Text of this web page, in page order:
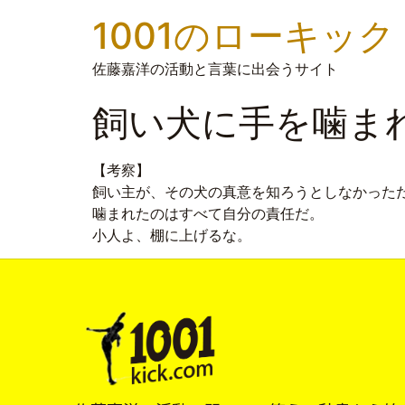
1001のローキック
佐藤嘉洋の活動と言葉に出会うサイト
飼い犬に手を噛ま
【考察】
飼い主が、その犬の真意を知ろうとしなかった
噛まれたのはすべて自分の責任だ。
小人よ、棚に上げるな。